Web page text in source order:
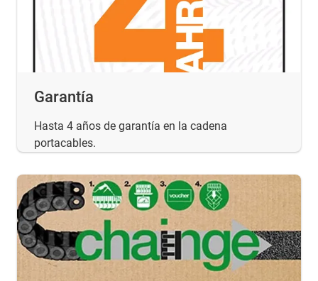
Garantía
Hasta 4 años de garantía en la cadena
portacables.